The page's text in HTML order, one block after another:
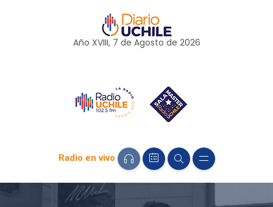
Año XVIII, 7 de Agosto de 2026
Radio en vivo